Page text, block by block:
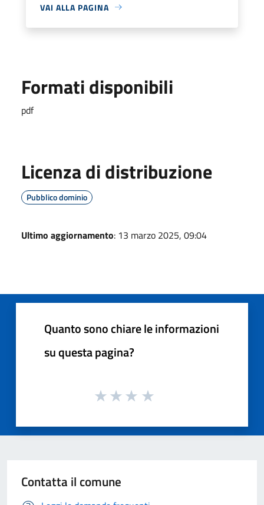
VAI ALLA PAGINA
Formati disponibili
pdf
Licenza di distribuzione
Pubblico dominio
Ultimo aggiornamento: 13 marzo 2025, 09:04
Quanto sono chiare le informazioni
su questa pagina?
Contatta il comune